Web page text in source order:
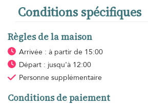
Conditions spécifiques
Règles de la maison
Arrivée : à partir de 15:00
Départ : jusqu'à 12:00
Personne supplémentaire
Conditions de paiement